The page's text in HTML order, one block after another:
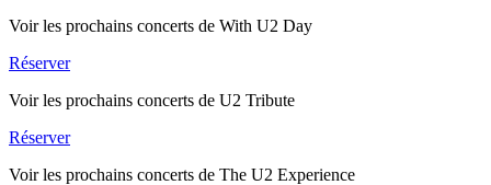
Voir les prochains concerts de With U2 Day
Réserver
Voir les prochains concerts de U2 Tribute
Réserver
Voir les prochains concerts de The U2 Experience